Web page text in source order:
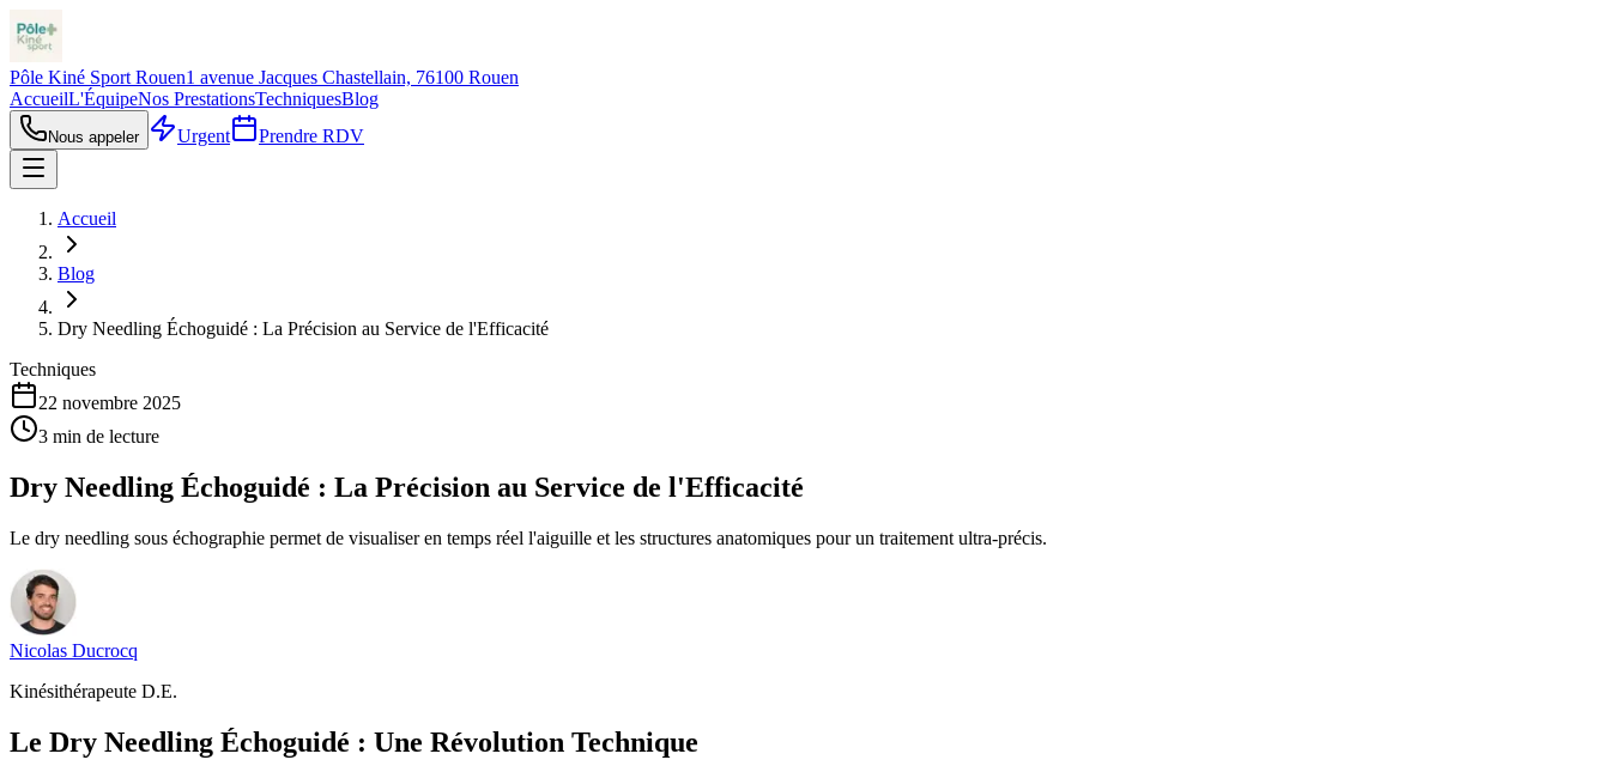
Pôle Kiné Sport Rouen1 avenue Jacques Chastellain, 76100 Rouen
AccueilL'ÉquipeNos PrestationsTechniquesBlog
Nous appeler Urgent Prendre RDV
Accueil
Blog
Dry Needling Échoguidé : La Précision au Service de l'Efficacité
Techniques
22 novembre 2025
3 min de lecture
Dry Needling Échoguidé : La Précision au Service de l'Efficacité
Le dry needling sous échographie permet de visualiser en temps réel l'aiguille et les structures anatomiques pour un traitement ultra-précis.
Nicolas Ducrocq
Kinésithérapeute D.E.
Le Dry Needling Échoguidé : Une Révolution Technique